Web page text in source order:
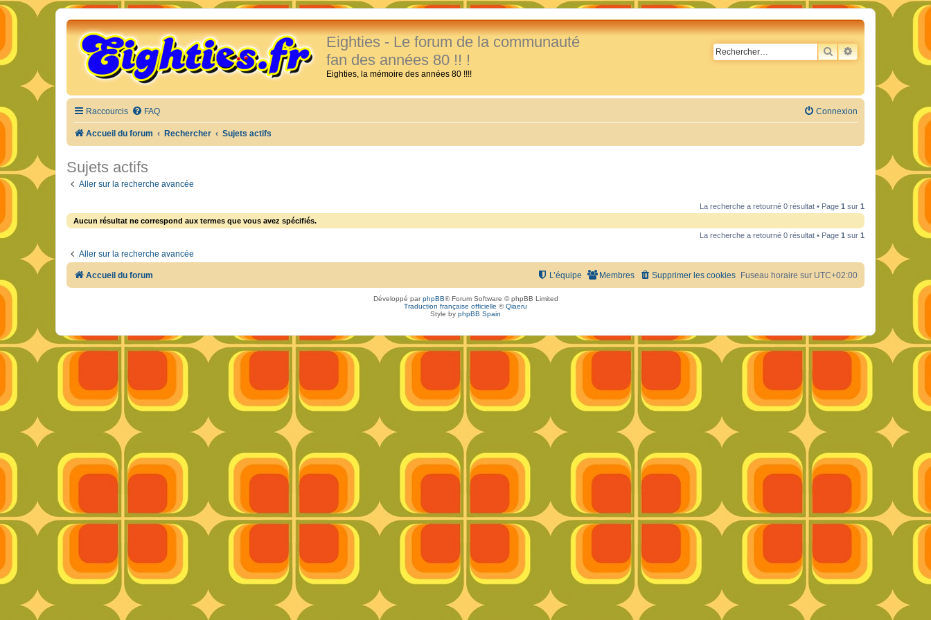
Eighties - Le forum de la communauté
fan des années 80 !! !
Eighties, la mémoire des années 80 !!!!
RECHERCHER
RECHERCHE
Raccourcis FAQ Connexion
Accueil du forum Rechercher Sujets actifs
Sujets actifs
Aller sur la recherche avancée
La recherche a retourné 0 résultat • Page 1 sur 1
Aucun résultat ne correspond aux termes que vous avez spécifiés.
La recherche a retourné 0 résultat • Page 1 sur 1
Aller sur la recherche avancée
Accueil du forum Fuseau horaire sur UTC+02:00
Supprimer les cookies
Membres
L’équipe
Développé parphpBB® Forum Software © phpBB Limited
Traduction française officielle ©Qiaeru
Style by phpBB Spain